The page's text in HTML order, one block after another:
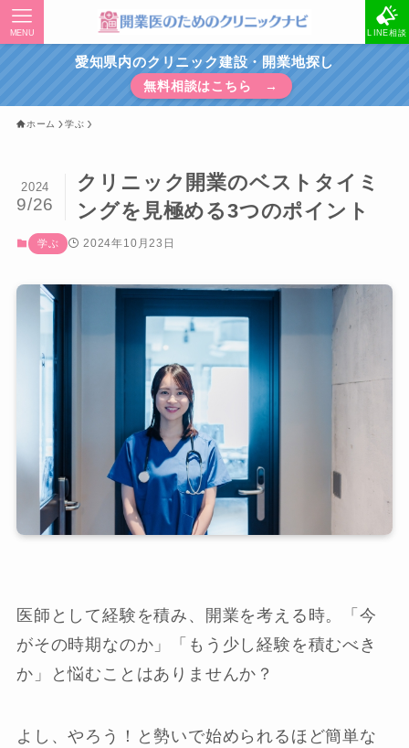
LINE相談
MENU
愛知県内のクリニック建設・開業地探し
無料相談はこちら →
ホーム 学ぶ
クリニック開業のベストタイミ
ングを見極める3つのポイント
2024
9/26
学ぶ 2024年10月23日
医師として経験を積み、開業を考える時。「今
がその時期なのか」「もう少し経験を積むべき
か」と悩むことはありませんか？
よし、やろう！と勢いで始められるほど簡単な